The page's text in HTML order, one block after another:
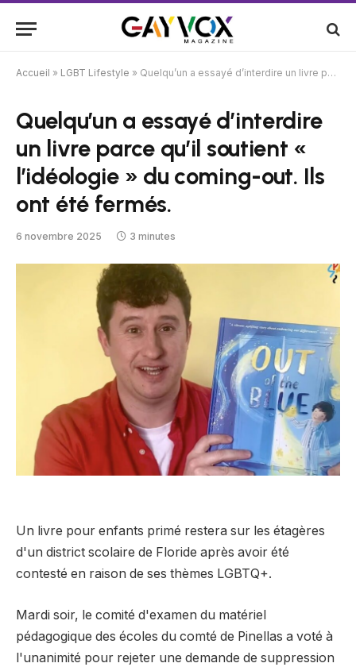
Accueil » LGBT Lifestyle » Quelqu’un a essayé d’interdire un livre parce qu’il soutient « l’idéologie » du coming-out. Ils ont été fermés.
Quelqu’un a essayé d’interdire
un livre parce qu’il soutient «
l’idéologie » du coming-out. Ils
ont été fermés.
6 novembre 2025 3 minutes
Un livre pour enfants primé restera sur les étagères
d'un district scolaire de Floride après avoir été
contesté en raison de ses thèmes LGBTQ+.
Mardi soir, le comité d'examen du matériel
pédagogique des écoles du comté de Pinellas a voté à
l'unanimité pour rejeter une demande de suppression